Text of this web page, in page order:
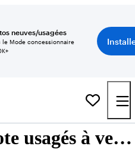
neuves/usagées
le Mode concessionnaire
Nissan Versa Note usagés à vendre près de Kamloops, BC